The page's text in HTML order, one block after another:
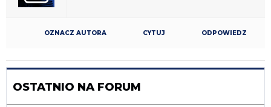
OZNACZ AUTORA CYTUJ ODPOWIEDZ
OSTATNIO NA FORUM